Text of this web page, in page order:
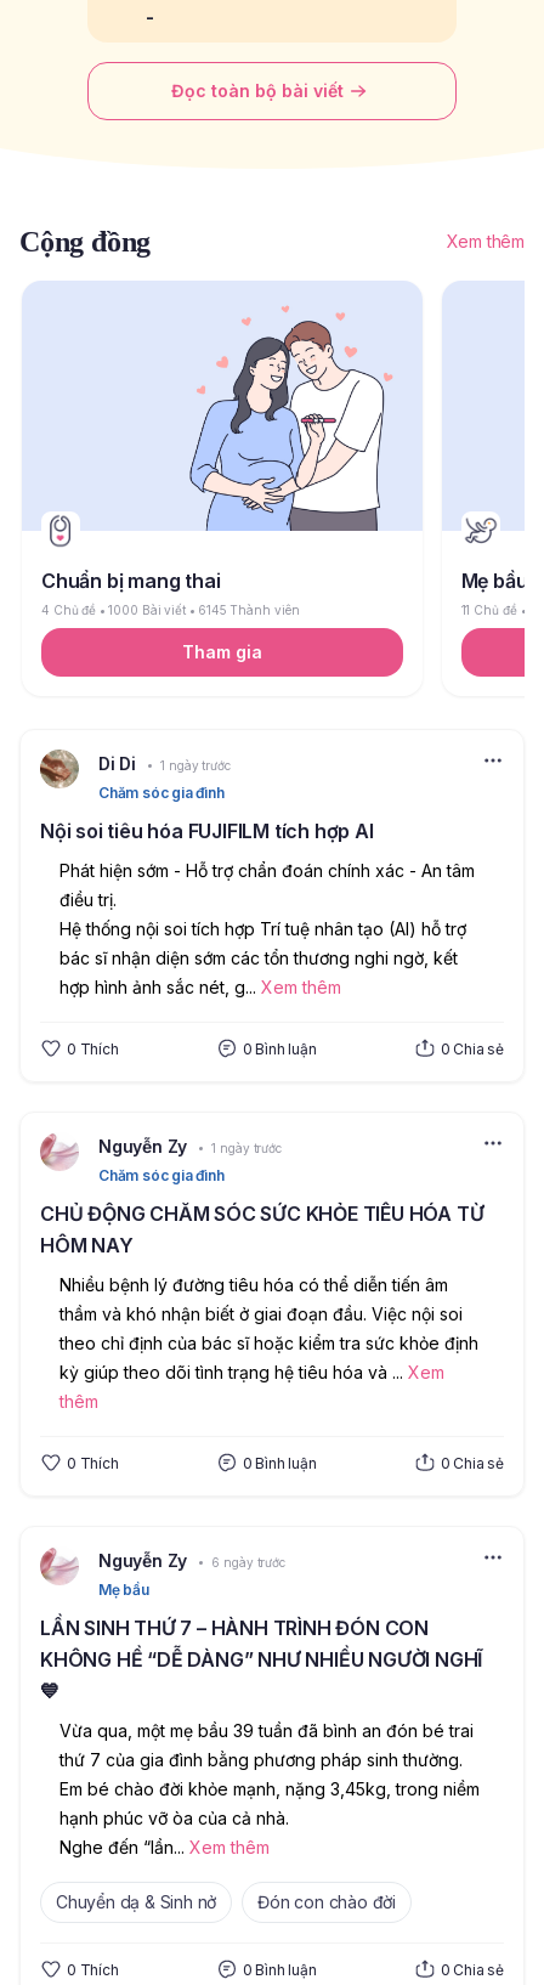
-
Đọc toàn bộ bài viết
Cộng đồng Xem thêm
Chuẩn bị mang thai
4 Chủ đề 1000 Bài viết 6145 Thành viên
Tham gia
Mẹ bầu
11 Chủ đề
Di Di 1 ngày trước
Chăm sóc gia đình
Nội soi tiêu hóa FUJIFILM tích hợp AI
Phát hiện sớm - Hỗ trợ chẩn đoán chính xác - An tâm
điều trị.
Hệ thống nội soi tích hợp Trí tuệ nhân tạo (AI) hỗ trợ
bác sĩ nhận diện sớm các tổn thương nghi ngờ, kết
hợp hình ảnh sắc nét, g... Xem thêm
0 Thích 0 Bình luận 0 Chia sẻ
Nguyễn Zy 1 ngày trước
Chăm sóc gia đình
CHỦ ĐỘNG CHĂM SÓC SỨC KHỎE TIÊU HÓA TỪ
HÔM NAY
Nhiều bệnh lý đường tiêu hóa có thể diễn tiến âm
thầm và khó nhận biết ở giai đoạn đầu. Việc nội soi
theo chỉ định của bác sĩ hoặc kiểm tra sức khỏe định
kỳ giúp theo dõi tình trạng hệ tiêu hóa và ... Xem
thêm
0 Thích 0 Bình luận 0 Chia sẻ
Nguyễn Zy 6 ngày trước
Mẹ bầu
LẦN SINH THỨ 7 – HÀNH TRÌNH ĐÓN CON
KHÔNG HỀ “DỄ DÀNG” NHƯ NHIỀU NGƯỜI NGHĨ
💙
Vừa qua, một mẹ bầu 39 tuần đã bình an đón bé trai
thứ 7 của gia đình bằng phương pháp sinh thường.
Em bé chào đời khỏe mạnh, nặng 3,45kg, trong niềm
hạnh phúc vỡ òa của cả nhà.
Nghe đến “lần... Xem thêm
Chuyển dạ & Sinh nở Đón con chào đời
0 Thích 0 Bình luận 0 Chia sẻ